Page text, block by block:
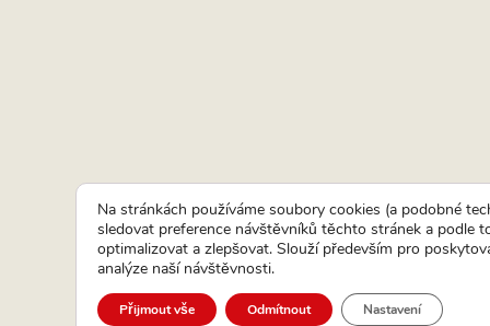
Na stránkách používáme soubory cookies (a podobné
sledovat preference návštěvníků těchto stránek a podle
optimalizovat a zlepšovat. Slouží především pro
analýze naší návštěvnosti.
Přijmout vše Odmítnout Nastavení